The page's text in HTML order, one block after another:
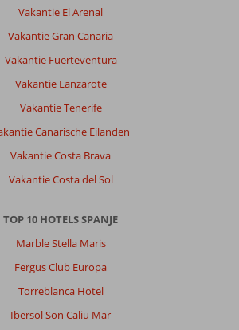
Vakantie El Arenal
Vakantie Gran Canaria
Vakantie Fuerteventura
Vakantie Lanzarote
Vakantie Tenerife
Canarische Eilanden
Vakantie Costa Brava
Vakantie Costa del Sol
TOP 10 HOTELS SPANJE
Marble Stella Maris
Fergus Club Europa
Torreblanca Hotel
Ibersol Son Caliu Mar